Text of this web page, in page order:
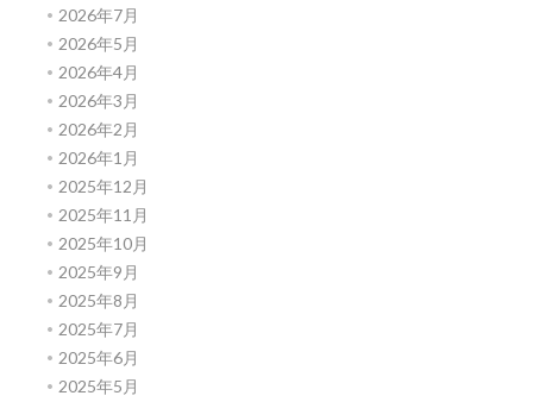
2026年7月
2026年5月
2026年4月
2026年3月
2026年2月
2026年1月
2025年12月
2025年11月
2025年10月
2025年9月
2025年8月
2025年7月
2025年6月
2025年5月